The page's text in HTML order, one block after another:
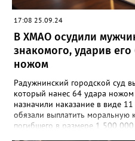
17:08 25.09.24
В ХМАО осудили
знакомого, ударив
ножом
Радужнинский городской суд
который нанес 64 удара
назначили наказание в виде
обязали выплатить моральную
погибшего в размере 1 500